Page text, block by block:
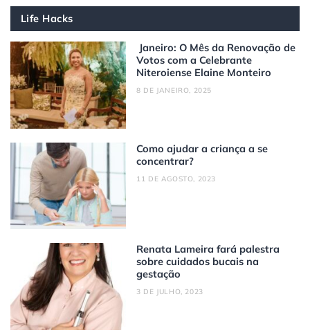
Life Hacks
Janeiro: O Mês da Renovação de
Votos com a Celebrante
Niteroiense Elaine Monteiro
8 DE JANEIRO, 2025
Como ajudar a criança a se
concentrar?
11 DE AGOSTO, 2023
Renata Lameira fará palestra
sobre cuidados bucais na
gestação
3 DE JULHO, 2023